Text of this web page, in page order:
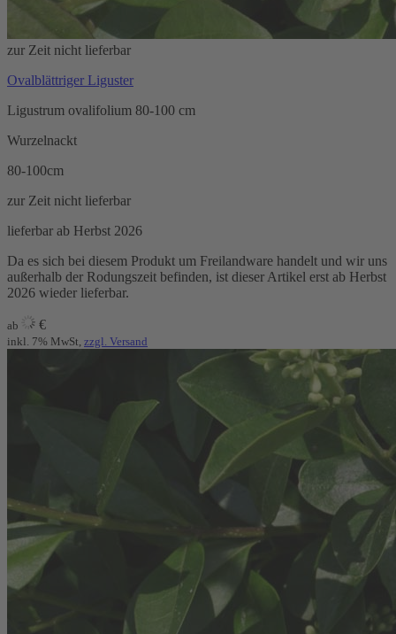
zur Zeit nicht lieferbar
Ovalblättriger Liguster
Ligustrum ovalifolium 80-100 cm
Wurzelnackt
80-100cm
zur Zeit nicht lieferbar
lieferbar ab Herbst 2026
Da es sich bei diesem Produkt um Freilandware handelt und wir uns
außerhalb der Rodungszeit befinden, ist dieser Artikel erst ab Herbst
2026 wieder lieferbar.
ab €
inkl. 7% MwSt, zzgl. Versand